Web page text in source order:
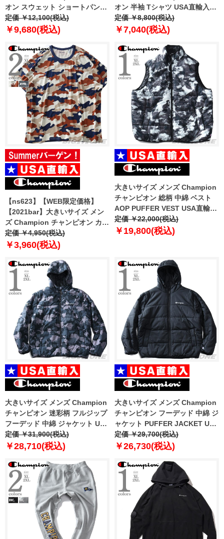
オン スウェット ショートパンツ
ハーフパンツ ショーツ USA直輸
入 897124-586t4b
定価 ￥12,100(税込)
￥9,680(税込)
オン 半袖 Tシャツ USA直輸入
t97126-586t4b
定価 ￥8,800(税込)
￥7,040(税込)
【ns623】【WEB限定価格】
【2021bar】大きいサイズ メン
ズ Champion チャンピオン カモ
フラ柄 半袖 Tシャツ 迷彩 USA直
輸入 t8754p
定価 ￥4,950(税込)
￥3,960(税込)
大きいサイズ メンズ Champion
チャンピオン 総柄 中綿 ベスト
AOP PUFFER VEST USA直輸入
v4729-awqr
定価 ￥22,000(税込)
￥19,800(税込)
大きいサイズ メンズ Champion
チャンピオン 迷彩柄 フルジップ
フーデッド 中綿 ジャケット USA
直輸入 v4728p-awlm
定価 ￥31,900(税込)
￥28,710(税込)
大きいサイズ メンズ Champion
チャンピオン フーデッド 中綿 ジ
ャケット PUFFER JACKET USA
直輸入 v74728-003
定価 ￥29,700(税込)
￥26,730(税込)